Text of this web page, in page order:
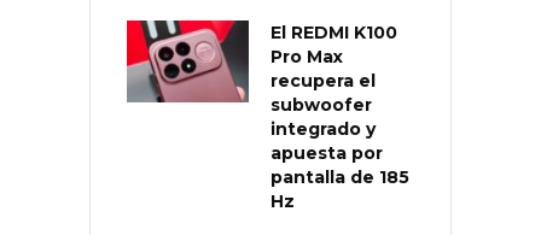
El REDMI K100
Pro Max
recupera el
subwoofer
integrado y
apuesta por
pantalla de 185
Hz